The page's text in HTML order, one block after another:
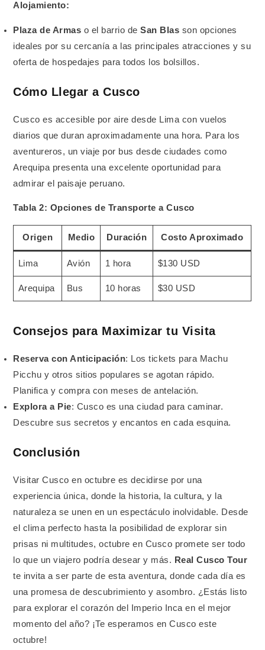
Alojamiento:
Plaza de Armas o el barrio deSan Blas son opciones
ideales por su cercanía a las principales atracciones y su
oferta de hospedajes para todos los bolsillos.
Cómo Llegar a Cusco
Cusco es accesible por aire desde Lima con vuelos
diarios que duran aproximadamente una hora. Para los
aventureros, un viaje por bus desde ciudades como
Arequipa presenta una excelente oportunidad para
admirar el paisaje peruano.
Tabla 2: Opciones de Transporte a Cusco
Origen Medio Duración Costo Aproximado
Lima Avión 1 hora $130 USD
Arequipa Bus 10 horas $30 USD
Consejos para Maximizar tu Visita
Reserva con Anticipación: Los tickets para Machu
Picchu y otros sitios populares se agotan rápido.
Planifica y compra con meses de antelación.
Explora a Pie: Cusco es una ciudad para caminar.
Descubre sus secretos y encantos en cada esquina.
Conclusión
Visitar Cusco en octubre es decidirse por una
experiencia única, donde la historia, la cultura, y la
naturaleza se unen en un espectáculo inolvidable. Desde
el clima perfecto hasta la posibilidad de explorar sin
prisas ni multitudes, octubre en Cusco promete ser todo
lo que un viajero podría desear y más. Real Cusco Tour
te invita a ser parte de esta aventura, donde cada día es
una promesa de descubrimiento y asombro. ¿Estás listo
para explorar el corazón del Imperio Inca en el mejor
momento del año? ¡Te esperamos en Cusco este
octubre!